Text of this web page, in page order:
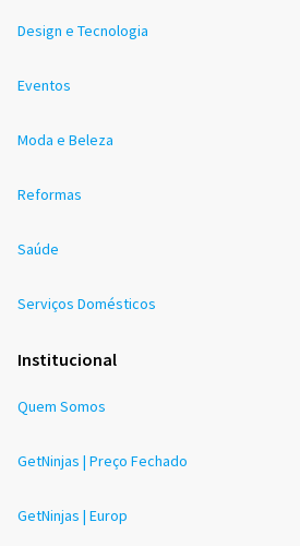
Design e Tecnologia
Eventos
Moda e Beleza
Reformas
Saúde
Serviços Domésticos
Institucional
Quem Somos
GetNinjas | Preço Fechado
GetNinjas | Europ